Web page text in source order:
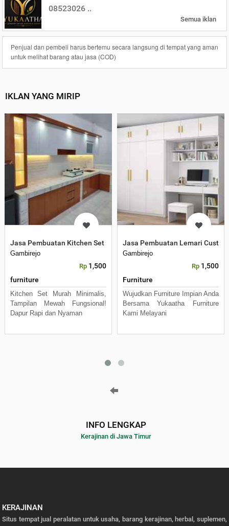
08523026 ..
Semua iklan
Penjual dan pembeli harus bertemu secara langsung di tempat yang aman
untuk melihat barang atau jasa (COD)
IKLAN YANG MIRIP
Jasa Pembuatan Kitchen Set Minimalis Modern HPL
Gambirejo
Rp 1,500
furniture
Kitchen Set Murah Minimalis,
Tampilan Mewah Fungsional!
Dapur Rapi dan Nyaman
Jasa Pembuatan Lemari
Gambirejo
Rp 1,500
Furniture
Wujudkan Furniture Impian Anda
Bersama Yukaatha Furniture
Kami Melayani
INFO LENGKAP
Kerajinan di Jawa Timur
KERAJINAN
Situs tempat jual peralatan untuk usaha, barang kerajinan, herbal, suplemen,